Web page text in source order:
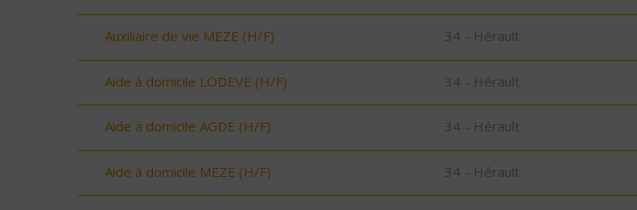
Auxiliaire de vie MEZE (H/F) 34 - Hérault
Aide à domicile LODEVE (H/F) 34 - Hérault
Aide à domicile AGDE (H/F) 34 - Hérault
Aide à domicile MEZE (H/F) 34 - Hérault